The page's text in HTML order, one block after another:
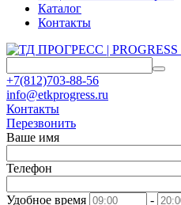
Каталог
Контакты
+7(812)703-88-56
info@etkprogress.ru
Контакты
Перезвонить
Ваше имя
Телефон
Удобное время
-